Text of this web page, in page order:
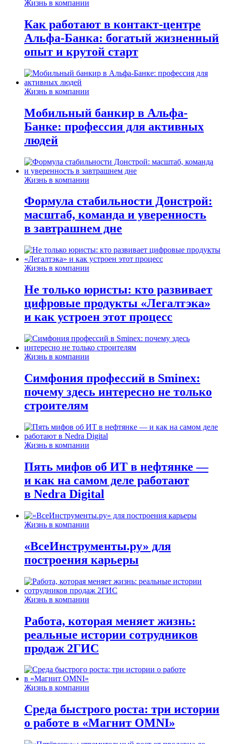
Жизнь в компании
Как работают в контакт-центре
Альфа-Банка: богатый жизненный
опыт и крутой старт
Жизнь в компании
Мобильный банкир в Альфа-
Банке: профессия для активных
людей
Жизнь в компании
Формула стабильности Донстрой:
масштаб, команда и уверенность
в завтрашнем дне
Жизнь в компании
Не только юристы: кто развивает
цифровые продукты «Легалтэка»
и как устроен этот процесс
Жизнь в компании
Симфония профессий в Sminex:
почему здесь интересно не только
строителям
Жизнь в компании
Пять мифов об ИТ в нефтянке —
и как на самом деле работают
в Nedra Digital
Жизнь в компании
«ВсеИнструменты.ру» для
построения карьеры
Жизнь в компании
Работа, которая меняет жизнь:
реальные истории сотрудников
продаж 2ГИС
Жизнь в компании
Среда быстрого роста: три истории
о работе в «Магнит OMNI»